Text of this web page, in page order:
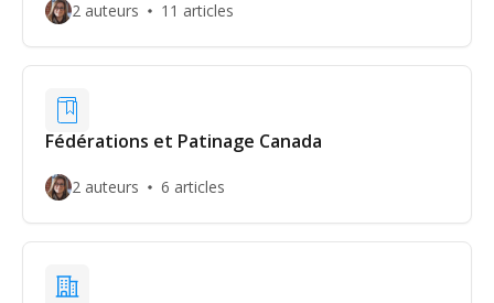
2 auteurs 11 articles
Fédérations et Patinage Canada
2 auteurs 6 articles